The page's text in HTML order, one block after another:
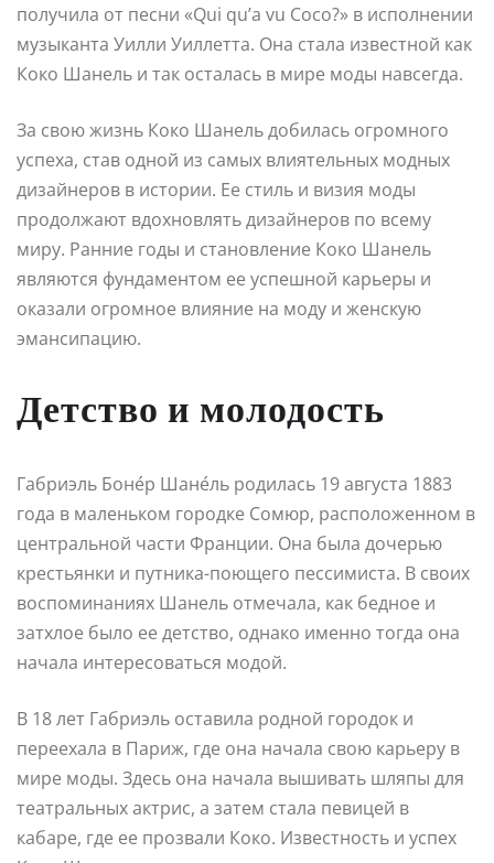
получила от песни «Qui qu’a vu Coco?» в исполнении
музыканта Уилли Уиллетта. Она стала известной как
Коко Шанель и так осталась в мире моды навсегда.
За свою жизнь Коко Шанель добилась огромного
успеха, став одной из самых влиятельных модных
дизайнеров в истории. Ее стиль и визия моды
продолжают вдохновлять дизайнеров по всему
миру. Ранние годы и становление Коко Шанель
являются фундаментом ее успешной карьеры и
оказали огромное влияние на моду и женскую
эмансипацию.
Детство и молодость
Габриэль Боне́р Шане́ль родилась 19 августа 1883
года в маленьком городке Сомюр, расположенном в
центральной части Франции. Она была дочерью
крестьянки и путника-поющего пессимиста. В своих
воспоминаниях Шанель отмечала, как бедное и
затхлое было ее детство, однако именно тогда она
начала интересоваться модой.
В 18 лет Габриэль оставила родной городок и
переехала в Париж, где она начала свою карьеру в
мире моды. Здесь она начала вышивать шляпы для
театральных актрис, а затем стала певицей в
кабаре, где ее прозвали Коко. Известность и успех